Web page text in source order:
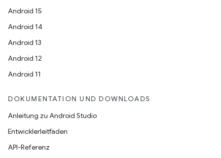
Android 15
Android 14
Android 13
Android 12
Android 11
DOKUMENTATION UND DOWNLOADS
Anleitung zu Android Studio
Entwicklerleitfäden
API-Referenz